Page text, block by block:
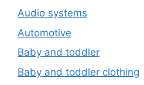
Audio systems
Automotive
Baby and toddler
Baby and toddler clothing